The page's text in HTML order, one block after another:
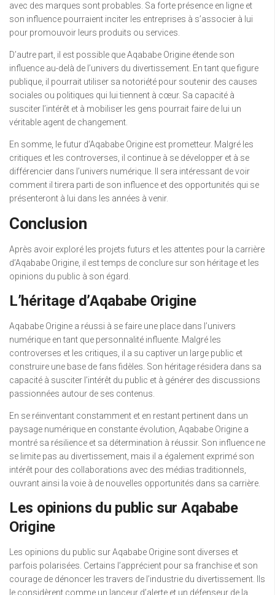
avec des marques sont probables. Sa forte présence en ligne et
son influence pourraient inciter les entreprises à s’associer à lui
pour promouvoir leurs produits ou services.
D’autre part, il est possible que Aqababe Origine étende son
influence au-delà de l’univers du divertissement. En tant que figure
publique, il pourrait utiliser sa notoriété pour soutenir des causes
sociales ou politiques qui lui tiennent à cœur. Sa capacité à
susciter l’intérêt et à mobiliser les gens pourrait faire de lui un
véritable agent de changement.
En somme, le futur d’Aqababe Origine est prometteur. Malgré les
critiques et les controverses, il continue à se développer et à se
différencier dans l’univers numérique. Il sera intéressant de voir
comment il tirera parti de son influence et des opportunités qui se
présenteront à lui dans les années à venir.
Conclusion
Après avoir exploré les projets futurs et les attentes pour la carrière
d’Aqababe Origine, il est temps de conclure sur son héritage et les
opinions du public à son égard.
L’héritage d’Aqababe Origine
Aqababe Origine a réussi à se faire une place dans l’univers
numérique en tant que personnalité influente. Malgré les
controverses et les critiques, il a su captiver un large public et
construire une base de fans fidèles. Son héritage résidera dans sa
capacité à susciter l’intérêt du public et à générer des discussions
passionnées autour de ses contenus.
En se réinventant constamment et en restant pertinent dans un
paysage numérique en constante évolution, Aqababe Origine a
montré sa résilience et sa détermination à réussir. Son influence ne
se limite pas au divertissement, mais il a également exprimé son
intérêt pour des collaborations avec des médias traditionnels,
ouvrant ainsi la voie à de nouvelles opportunités dans sa carrière.
Les opinions du public sur Aqababe
Origine
Les opinions du public sur Aqababe Origine sont diverses et
parfois polarisées. Certains l’apprécient pour sa franchise et son
courage de dénoncer les travers de l’industrie du divertissement. Ils
le considèrent comme un lanceur d’alerte et un défenseur de la